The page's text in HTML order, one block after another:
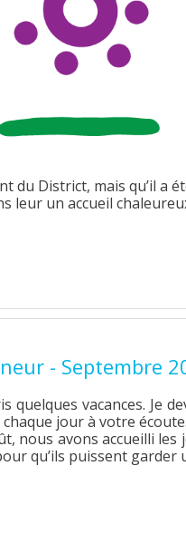
du District, mais qu’il a
leur un accueil
- Septembre
quelques vacances. Je
chaque jour à votre écoute.
nous avons accueilli
qu’ils puissent